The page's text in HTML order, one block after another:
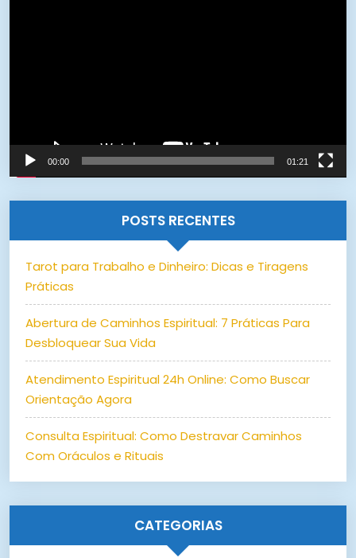
00:00 01:21
POSTS RECENTES
Tarot para Trabalho e Dinheiro: Dicas e Tiragens
Práticas
Abertura de Caminhos Espiritual: 7 Práticas Para
Desbloquear Sua Vida
Atendimento Espiritual 24h Online: Como Buscar
Orientação Agora
Consulta Espiritual: Como Destravar Caminhos
Com Oráculos e Rituais
CATEGORIAS